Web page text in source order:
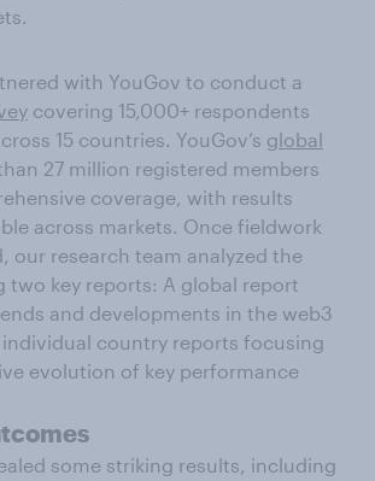
with YouGov to conduct a
covering 15,000+ respondents
15 countries. YouGov’s global
27 million registered members
coverage, with results
across markets. Once fieldwork
our research team analyzed the
two key reports: A global report
and developments in the web3
country reports focusing
evolution of key performance
some striking results, including